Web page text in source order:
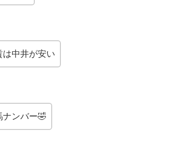
は中井が安い
ナンバー🤣